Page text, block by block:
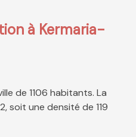
à Kermaria-
de 1106 habitants. La
soit une densité de 119